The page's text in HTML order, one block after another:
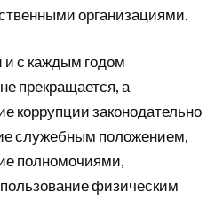
организациями.
и с каждым годом
прекращается, а
коррупции законодательно
служебным положением,
полномочиями,
физическим